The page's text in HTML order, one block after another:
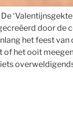
door de
het feest van
of het ooit